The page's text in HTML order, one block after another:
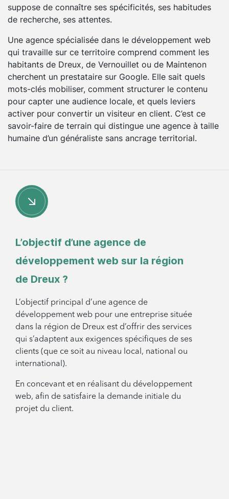
suppose de connaître ses spécificités, ses habitudes
de recherche, ses attentes.
Une agence spécialisée dans le développement web
qui travaille sur ce territoire comprend comment les
habitants de Dreux, de Vernouillet ou de Maintenon
cherchent un prestataire sur Google. Elle sait quels
mots-clés mobiliser, comment structurer le contenu
pour capter une audience locale, et quels leviers
activer pour convertir un visiteur en client. C’est ce
savoir-faire de terrain qui distingue une agence à taille
humaine d’un généraliste sans ancrage territorial.
L’objectif d’une agence de
développement web sur la région
de Dreux ?
L’objectif principal d’une agence de
développement web pour une entreprise située
dans la région de Dreux est d’offrir des services
qui s’adaptent aux exigences spécifiques de ses
clients (que ce soit au niveau local, national ou
international).
En concevant et en réalisant du développement
web, afin de satisfaire la demande initiale du
projet du client.